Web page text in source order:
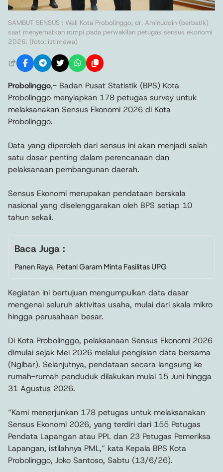
SAMBUT SENSUS : Wali Kota Probolinggo, dr. Aminuddin (berbatik)
saat menyematkan rompi pada perwakilan petugas sensus ekonomi
2026. (foto: istimewa)
Probolinggo,- Badan Pusat Statistik (BPS) Kota
Probolinggo menyiapkan 178 petugas survey untuk
melaksanakan Sensus Ekonomi 2026 di Kota
Probolinggo.
Data yang diperoleh dari sensus ini akan menjadi salah
satu dasar penting dalam perencanaan dan
pelaksanaan pembangunan daerah.
Sensus Ekonomi merupakan pendataan berskala
nasional yang diselenggarakan oleh BPS setiap 10
tahun sekali.
Baca Juga :
Panen Raya, Petani Garam Minta Fasilitas UPG
Kegiatan ini bertujuan mengumpulkan data dasar
mengenai seluruh aktivitas usaha, mulai dari skala mikro
hingga perusahaan besar.
Di Kota Probolinggo, pelaksanaan Sensus Ekonomi 2026
dimulai sejak Mei 2026 melalui pengisian data bersama
(Ngibar). Selanjutnya, pendataan secara langsung ke
rumah-rumah penduduk dilakukan mulai 15 Juni hingga
31 Agustus 2026.
“Kami menerjunkan 178 petugas untuk melaksanakan
Sensus Ekonomi 2026, yang terdiri dari 155 Petugas
Pendata Lapangan atau PPL dan 23 Petugas Pemeriksa
Lapangan, istilahnya PML,” kata Kepala BPS Kota
Probolinggo, Joko Santoso, Sabtu (13/6/26).